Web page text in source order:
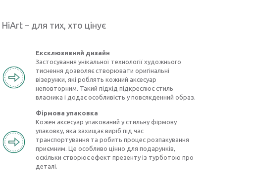
– для тих, хто цінує
Ексклюзивний дизайн
Застосування унікальної технології художнього
тиснення дозволяє створювати оригінальні
візерунки, які роблять кожний аксесуар
неповторним. Такий підхід підкреслює стиль
власника і додає особливість у повсякденний образ.
Фірмова упаковка
Кожен аксесуар упакований у стильну фірмову
упаковку, яка захищає виріб під час
транспортування та робить процес розпакування
приємним. Це особливо цінно для подарунків,
оскільки створює ефект презенту із турботою про
деталі.